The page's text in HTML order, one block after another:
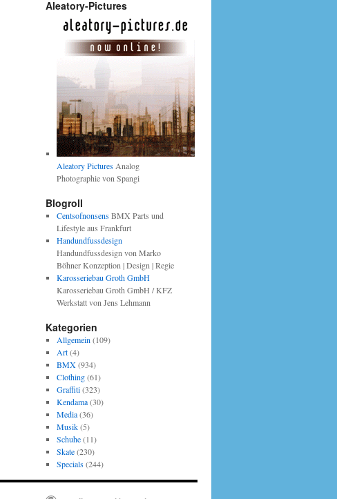
Aleatory-Pictures
Aleatory PicturesAnalog
Photographie von Spangi
Blogroll
CentsofnonsensBMX Parts und
Lifestyle aus Frankfurt
Handundfussdesign
Handundfussdesign von Marko
Böhner Konzeption | Design | Regie
Karosseriebau Groth GmbH
Karosseriebau Groth GmbH / KFZ
Werkstatt von Jens Lehmann
Kategorien
Allgemein (109)
Art(4)
BMX(934)
Clothing(61)
Graffiti(323)
Kendama(30)
Media(36)
Musik(5)
Schuhe(11)
Skate(230)
Specials(244)